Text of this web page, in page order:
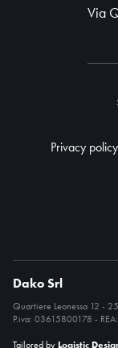
Via
Privacy policy
Dako Srl
Quartiere Leonessa 12 -
P.iva: 03615800178 -
Tailored byLogistic